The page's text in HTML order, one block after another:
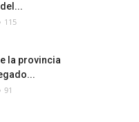
115
la provincia
91